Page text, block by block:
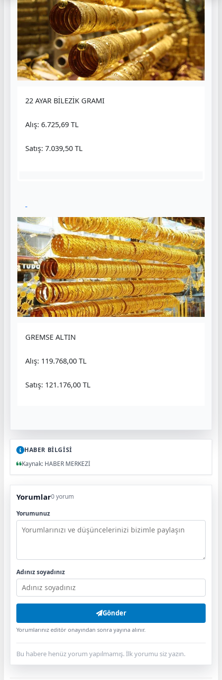
22 AYAR BİLEZİK GRAMI
Alış: 6.725,69 TL
Satış: 7.039,50 TL
GREMSE ALTIN
Alış: 119.768,00 TL
Satış: 121.176,00 TL
HABER BİLGİSİ
Kaynak: HABER MERKEZİ
Yorumlar0 yorum
Yorumunuz
Adınız soyadınız
Gönder
Yorumlarınız editör onayından sonra yayına alınır.
Bu habere henüz yorum yapılmamış. İlk yorumu siz yazın.